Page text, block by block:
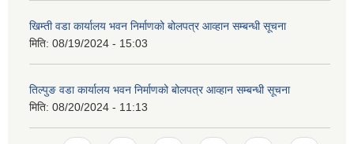
खिम्ती वडा कार्यालय भवन निर्माणको बोलपत्र आव्हान सम्बन्धी सूचना
मिति: 08/19/2024 - 15:03
तिल्पुङ वडा कार्यालय भवन निर्माणको बोलपत्र आव्हान सम्बन्धी सूचना
मिति: 08/20/2024 - 11:13